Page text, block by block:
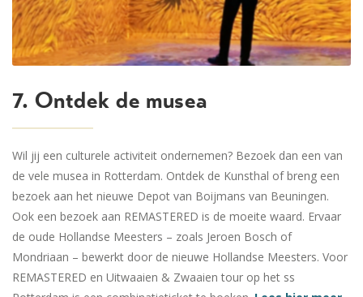
7. Ontdek de musea
Wil jij een culturele activiteit ondernemen? Bezoek dan een van
de vele musea in Rotterdam. Ontdek de Kunsthal of breng een
bezoek aan het nieuwe Depot van Boijmans van Beuningen.
Ook een bezoek aan REMASTERED is de moeite waard. Ervaar
de oude Hollandse Meesters – zoals Jeroen Bosch of
Mondriaan – bewerkt door de nieuwe Hollandse Meesters. Voor
REMASTERED en Uitwaaien & Zwaaien tour op het ss